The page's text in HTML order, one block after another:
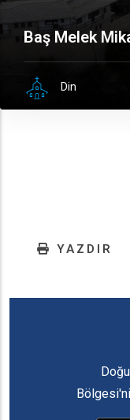
Baş Melek
Din
YAZDIR